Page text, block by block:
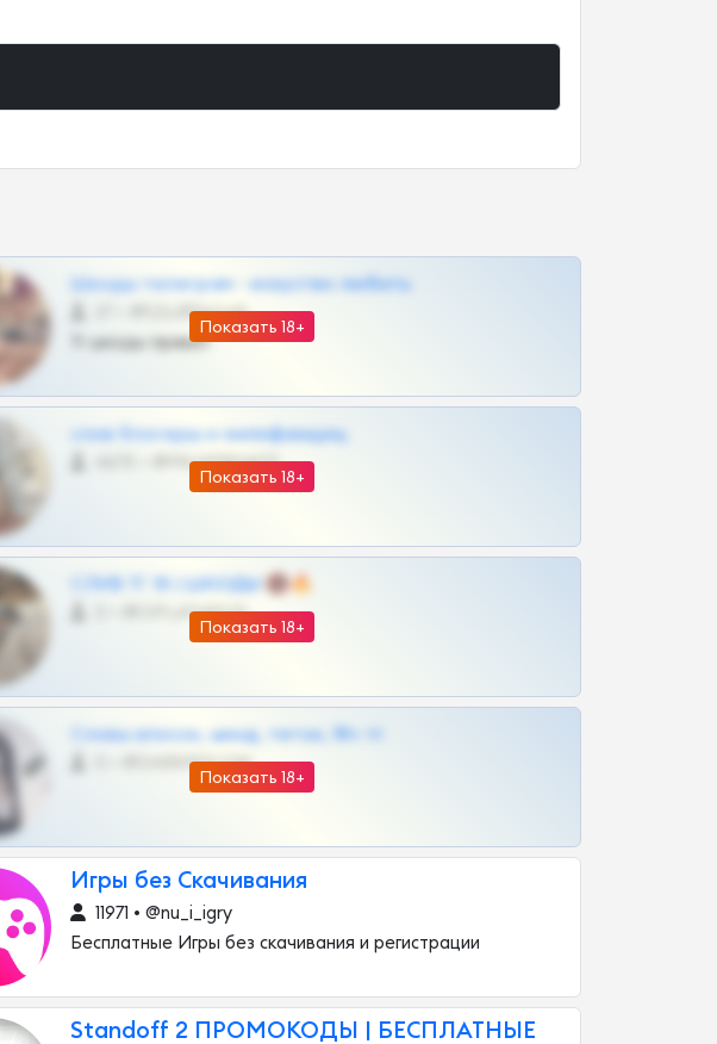
Показать 18+
Шкоды телеграм - искуство любить
@SZu3ll3sCatt_bot
Тг шкоды приват
Показать 18+
слив блогерш и онлифанщиц
@MILKPRIVATES39BOT
Показать 18+
СЛИВ ТГ 18 | ШКОДЫ 🔞🔥
@OPLATAPODPSK1BOT
Показать 18+
Сливы вписок, шкод, теток, 18+ тг
@DARK15FLOWSBOT
Игры без Скачивания
11971 • @nu_i_igry
Бесплатные Игры без скачивания и регистрации
Standoff 2 ПРОМОКОДЫ | БЕСПЛАТНЫЕ